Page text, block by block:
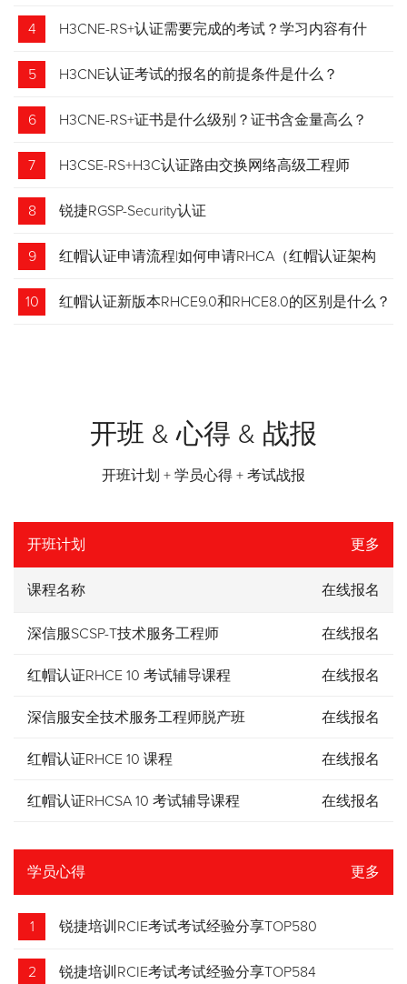
4 H3CNE-RS+认证需要完成的考试？学习内容有什
么？
5 H3CNE认证考试的报名的前提条件是什么？
6 H3CNE-RS+证书是什么级别？证书含金量高么？
7 H3CSE-RS+H3C认证路由交换网络高级工程师
8 锐捷RGSP-Security认证
9 红帽认证申请流程|如何申请RHCA（红帽认证架构
师）证书？申请步骤请收藏！
10 红帽认证新版本RHCE9.0和RHCE8.0的区别是什么？
开班 & 心得 & 战报
开班计划 + 学员心得 + 考试战报
开班计划 更多
课程名称 在线报名
深信服SCSP-T技术服务工程师 在线报名
红帽认证RHCE 10 考试辅导课程 在线报名
深信服安全技术服务工程师脱产班 在线报名
红帽认证RHCE 10 课程 在线报名
红帽认证RHCSA 10 考试辅导课程 在线报名
学员心得 更多
1 锐捷培训RCIE考试考试经验分享TOP580
2 锐捷培训RCIE考试考试经验分享TOP584